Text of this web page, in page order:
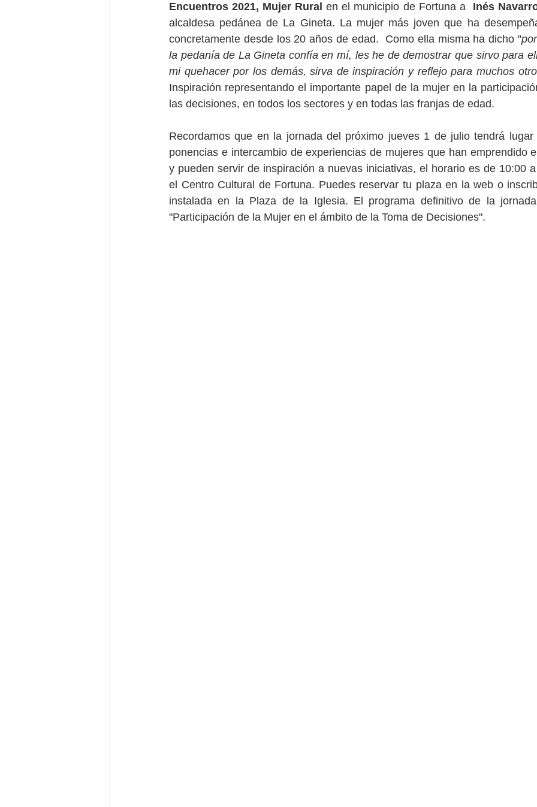
Encuentros 2021, Mujer Rural en el municipio de Fortuna a Inés
alcaldesa pedánea de La Gineta. La mujer más joven que ha
concretamente desde los 20 años de edad.  Como ella misma ha dicho "
la pedanía de La Gineta confía en mí, les he de demostrar que sirvo para
mi quehacer por los demás, sirva de inspiración y reflejo para muchos
Inspiración representando el importante papel de la mujer en la
las decisiones, en todos los sectores y en todas las franjas de edad.
Recordamos que en la jornada del próximo jueves 1 de julio tendrá
ponencias e intercambio de experiencias de mujeres que han emprendido
y pueden servir de inspiración a nuevas iniciativas, el horario es de 10:00
el Centro Cultural de Fortuna. Puedes reservar tu plaza en la web o
instalada en la Plaza de la Iglesia. El programa definitivo de la
"Participación de la Mujer en el ámbito de la Toma de Decisiones".